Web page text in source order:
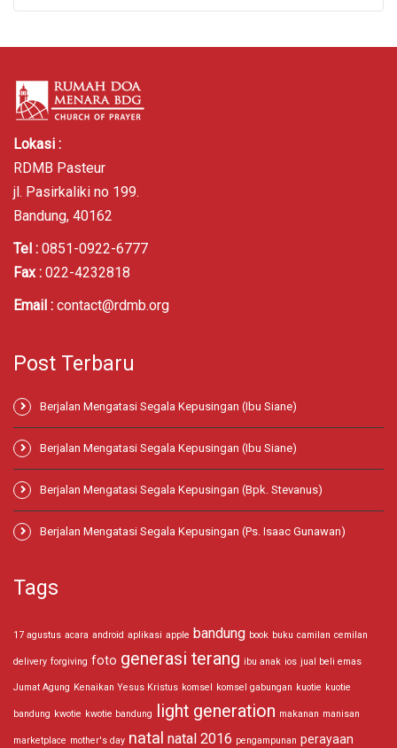
Lokasi :
RDMB Pasteur
jl. Pasirkaliki no 199.
Bandung, 40162
Tel : 0851-0922-6777
Fax : 022-4232818
Email : contact@rdmb.org
Post Terbaru
Berjalan Mengatasi Segala Kepusingan (Ibu Siane)
Berjalan Mengatasi Segala Kepusingan (Ibu Siane)
Berjalan Mengatasi Segala Kepusingan (Bpk. Stevanus)
Berjalan Mengatasi Segala Kepusingan (Ps. Isaac Gunawan)
Tags
17 agustus acara android aplikasi apple bandung book buku camilan cemilan
delivery forgiving foto generasi terang ibu anak ios jual beli emas
Jumat Agung Kenaikan Yesus Kristus komsel komsel gabungan kuotie kuotie
bandung kwotie kwotie bandung light generation makanan manisan
marketplace mother's day natal natal 2016 pengampunan perayaan